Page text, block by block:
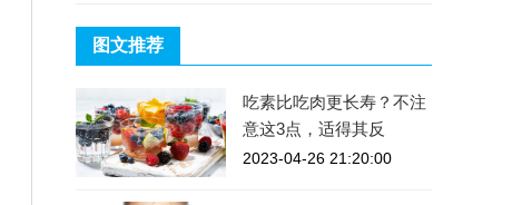
图文推荐
吃素比吃肉更长寿？不注
意这3点，适得其反
2023-04-26 21:20:00